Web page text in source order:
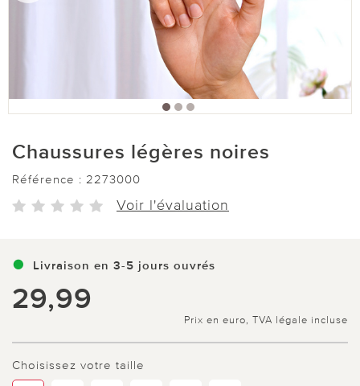
Chaussures légères noires
Référence : 2273000
Voir l'évaluation
Livraison en 3-5 jours ouvrés
29,99
Prix en euro, TVA légale incluse
Choisissez votre taille